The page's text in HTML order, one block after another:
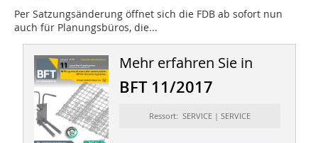
Per Satzungsänderung öffnet sich die FDB ab sofort nun
auch für Planungsbüros, die...
Mehr erfahren Sie in
BFT 11/2017
Ressort: SERVICE | SERVICE